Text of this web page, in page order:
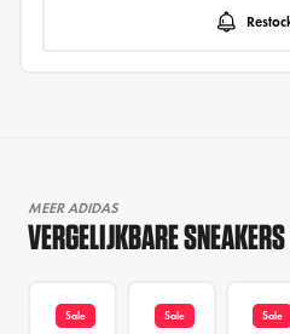
MEER ADIDAS
VERGELIJKBARE SNEAKERS
Sale Sale Sale